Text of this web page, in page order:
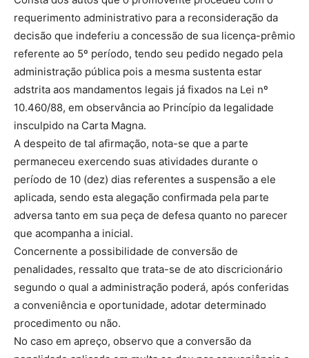
requerimento administrativo para a reconsideração da
decisão que indeferiu a concessão de sua licença-prêmio
referente ao 5º período, tendo seu pedido negado pela
administração pública pois a mesma sustenta estar
adstrita aos mandamentos legais já fixados na Lei nº
10.460/88, em observância ao Princípio da legalidade
insculpido na Carta Magna.
A despeito de tal afirmação, nota-se que a parte
permaneceu exercendo suas atividades durante o
período de 10 (dez) dias referentes a suspensão a ele
aplicada, sendo esta alegação confirmada pela parte
adversa tanto em sua peça de defesa quanto no parecer
que acompanha a inicial.
Concernente a possibilidade de conversão de
penalidades, ressalto que trata-se de ato discricionário
segundo o qual a administração poderá, após conferidas
a conveniência e oportunidade, adotar determinado
procedimento ou não.
No caso em apreço, observo que a conversão da